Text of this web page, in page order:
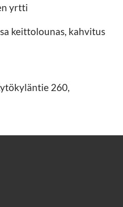
yrtti
keittolounas, kahvitus
260,